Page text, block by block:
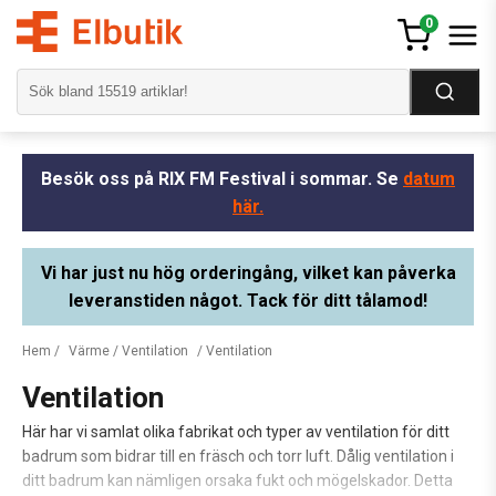
0
Besök oss på RIX FM Festival i sommar. Se datum
här.
Vi har just nu hög orderingång, vilket kan påverka
leveranstiden något. Tack för ditt tålamod!
Hem / Värme / Ventilation / Ventilation
Ventilation
Här har vi samlat olika fabrikat och typer av ventilation för ditt
badrum som bidrar till en fräsch och torr luft. Dålig ventilation i
ditt badrum kan nämligen orsaka fukt och mögelskador. Detta